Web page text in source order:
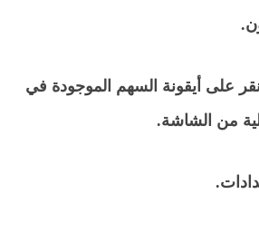
على أيقونة السهم الموجودة في
من الشاشة.